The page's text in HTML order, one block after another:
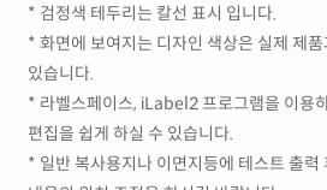
* 검정색 테두리는 칼선 표시 입니다.
* 화면에 보여지는 디자인 색상은 실제 제
있습니다.
* 라벨스페이스, iLabel2 프로그램을 이용
편집을 쉽게 하실 수 있습니다.
* 일반 복사용지나 이면지등에 테스트 출력